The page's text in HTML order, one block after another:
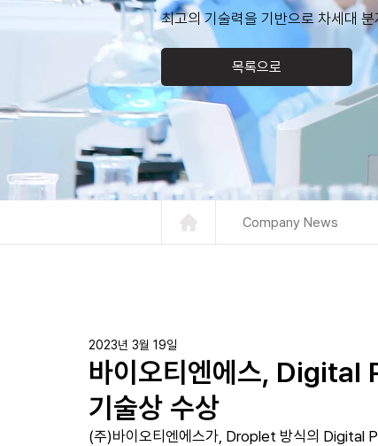
최고의 기술력을 기반으로 차세대
목록으로
Company News
바이오티엔에스, Digital
기술상 수상
2023년 3월 19일
(주)바이오티엔에스가, Droplet 방식의 Digital